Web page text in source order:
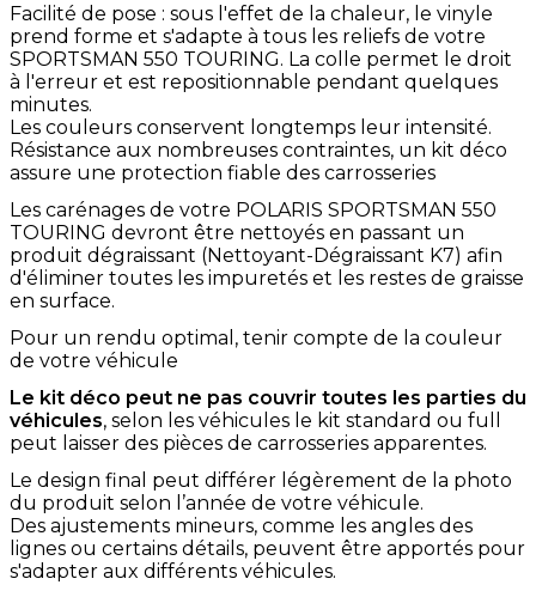
Facilité de pose : sous l'effet de la chaleur, le vinyle
prend forme et s'adapte à tous les reliefs de votre
SPORTSMAN 550 TOURING. La colle permet le droit
à l'erreur et est repositionnable pendant quelques
minutes.
Les couleurs conservent longtemps leur intensité.
Résistance aux nombreuses contraintes, un kit déco
assure une protection fiable des carrosseries
Les carénages de votre POLARIS SPORTSMAN 550
TOURING devront être nettoyés en passant un
produit dégraissant (Nettoyant-Dégraissant K7) afin
d'éliminer toutes les impuretés et les restes de graisse
en surface.
Pour un rendu optimal, tenir compte de la couleur
de votre véhicule
Le kit déco peut ne pas couvrir toutes les parties du
véhicules, selon les véhicules le kit standard ou full
peut laisser des pièces de carrosseries apparentes.
Le design final peut différer légèrement de la photo
du produit selon l’année de votre véhicule.
Des ajustements mineurs, comme les angles des
lignes ou certains détails, peuvent être apportés pour
s'adapter aux différents véhicules.